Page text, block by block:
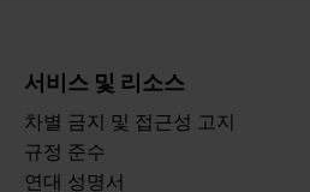
서비스 및 리소스
차별 금지 및 접근성 고지
규정 준수
연대 성명서